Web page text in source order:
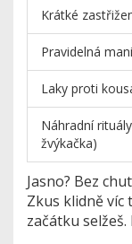
Krátké
Pravidelná
Laky proti
Náhradní
žvýkačka)
Jasno? Bez
Zkus klidně víc
začátku